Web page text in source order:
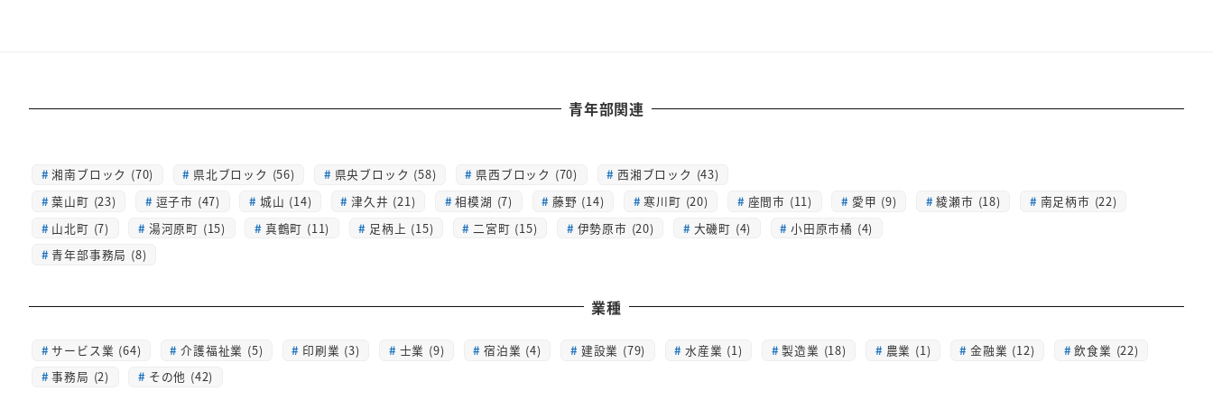
青年部関連
湘南ブロック (70) 県北ブロック (56) 県央ブロック (58) 県西ブロック (70)
西湘ブロック (43)
葉山町 (23)
逗子市 (47) 城山 (14) 津久井 (21) 相模湖 (7) 藤野 (14) 寒川町 (20) 座間市 (11) 愛甲 (9) 綾瀬市 (18)
南足柄市 (22)
山北町 (7)
湯河原町 (15) 真鶴町 (11) 足柄上 (15) 二宮町 (15) 伊勢原市 (20) 大磯町 (4)
小田原市橘 (4)
青年部事務局 (8)
業種
サービス業 (64) 介護福祉業 (5) 印刷業 (3) 士業 (9) 宿泊業 (4) 建設業 (79) 水産業 (1) 製造業 (18) 農業 (1) 金融業 (12)
飲食業 (22)
事務局 (2)
その他 (42)